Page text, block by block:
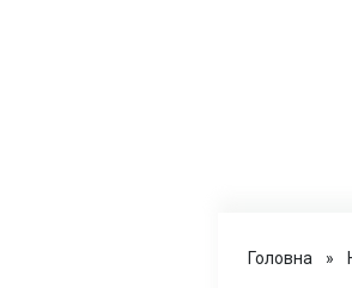
Головна »